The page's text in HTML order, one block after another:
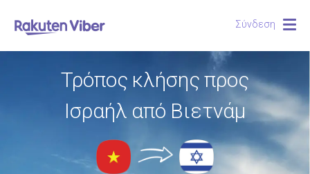
Σύνδεση
Τρόπος κλήσης προς
Ισραήλ από Βιετνάμ